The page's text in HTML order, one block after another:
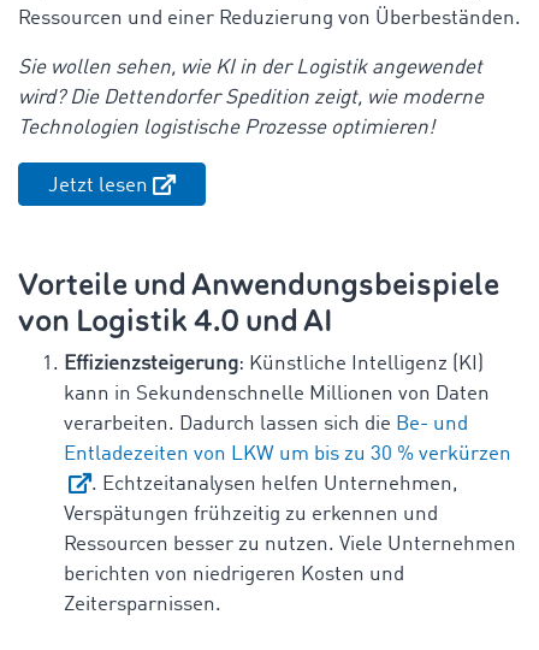
Ressourcen und einer Reduzierung von Überbeständen.
Sie wollen sehen, wie KI in der Logistik angewendet
wird? Die Dettendorfer Spedition zeigt, wie moderne
Technologien logistische Prozesse optimieren!
Jetzt lesen
Vorteile und Anwendungsbeispiele
von Logistik 4.0 und AI
Effizienzsteigerung: Künstliche Intelligenz (KI)
kann in Sekundenschnelle Millionen von Daten
verarbeiten. Dadurch lassen sich die Be- und
Entladezeiten von LKW um bis zu 30 % verkürzen
. Echtzeitanalysen helfen Unternehmen,
Verspätungen frühzeitig zu erkennen und
Ressourcen besser zu nutzen. Viele Unternehmen
berichten von niedrigeren Kosten und
Zeitersparnissen.